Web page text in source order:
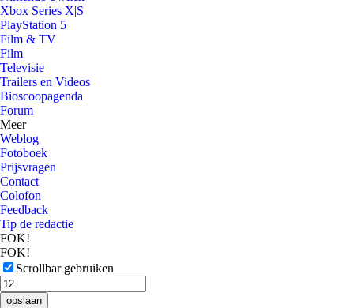
Xbox Series X|S
PlayStation 5
Film & TV
Film
Televisie
Trailers en Videos
Bioscoopagenda
Forum
Meer
Weblog
Fotoboek
Prijsvragen
Contact
Colofon
Feedback
Tip de redactie
FOK!
FOK!
Scrollbar gebruiken
opslaan